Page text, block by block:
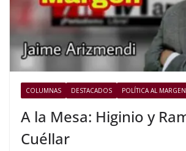
COLUMNAS DESTACADOS POLÍTICA AL
A la Mesa: Higinio y
Cuéllar